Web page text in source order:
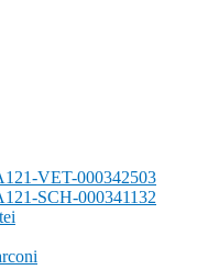
VET-000342503
SCH-000341132